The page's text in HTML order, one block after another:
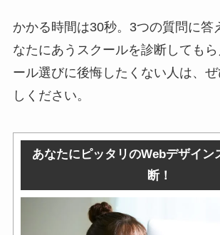
かかる時間は30秒。3つの質問に答
なたにあうスクールを診断しても
ール選びに後悔したくない人は、
しください。
あなたにピッタリのWebデザイン
断！